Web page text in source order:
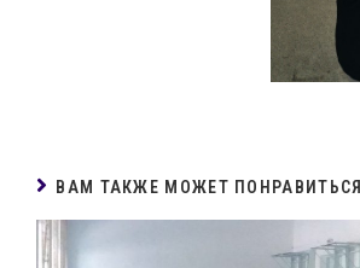
ВАМ ТАКЖЕ МОЖЕТ ПОНРАВИТЬСЯ